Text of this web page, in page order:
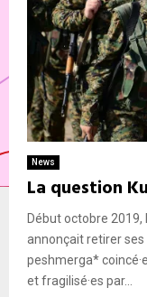
News
La question
Début octobre
annonçait retirer ses
peshmerga*
et fragilisé·es par...